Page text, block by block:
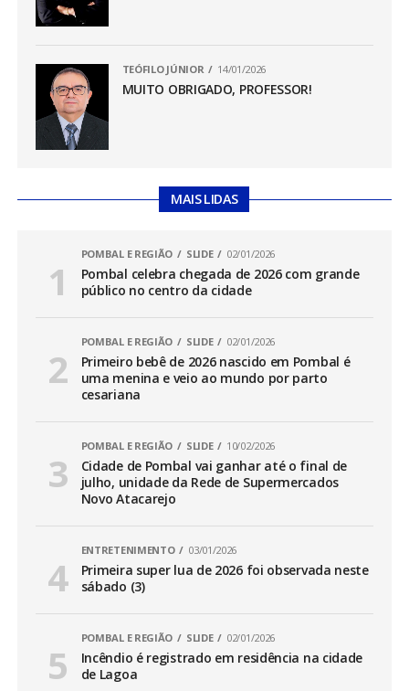
TEÓFILO JÚNIOR 14/01/2026
MUITO OBRIGADO, PROFESSOR!
MAIS LIDAS
POMBAL E REGIÃO SLIDE 02/01/2026
Pombal celebra chegada de 2026 com grande
público no centro da cidade
POMBAL E REGIÃO SLIDE 02/01/2026
Primeiro bebê de 2026 nascido em Pombal é
uma menina e veio ao mundo por parto
cesariana
POMBAL E REGIÃO SLIDE 10/02/2026
Cidade de Pombal vai ganhar até o final de
julho, unidade da Rede de Supermercados
Novo Atacarejo
ENTRETENIMENTO 03/01/2026
Primeira super lua de 2026 foi observada neste
sábado (3)
POMBAL E REGIÃO SLIDE 02/01/2026
Incêndio é registrado em residência na cidade
de Lagoa